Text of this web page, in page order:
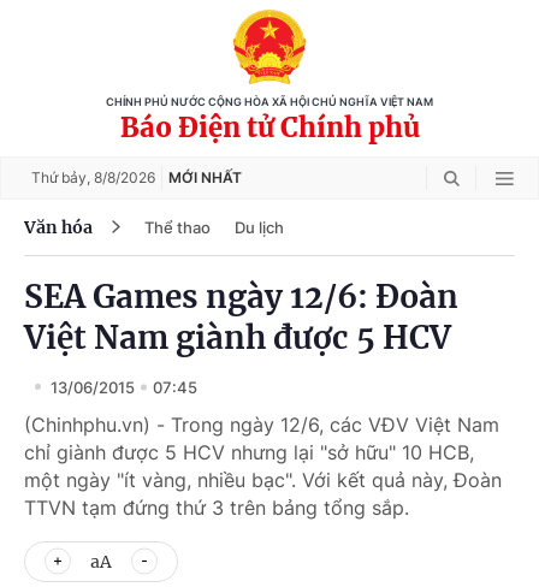
CHÍNH PHỦ NƯỚC CỘNG HÒA XÃ HỘI CHỦ NGHĨA VIỆT NAM
Báo Điện tử Chính phủ
Thứ bảy, 8/8/2026 MỚI NHẤT
Văn hóa Thể thao Du lịch
SEA Games ngày 12/6: Đoàn
Việt Nam giành được 5 HCV
13/06/2015 07:45
(Chinhphu.vn) - Trong ngày 12/6, các VĐV Việt Nam
chỉ giành được 5 HCV nhưng lại "sở hữu" 10 HCB,
một ngày "ít vàng, nhiều bạc". Với kết quả này, Đoàn
TTVN tạm đứng thứ 3 trên bảng tổng sắp.
aA